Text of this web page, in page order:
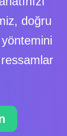
doğru